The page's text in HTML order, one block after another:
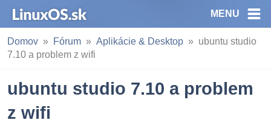
MENU
Domov Fórum Aplikácie & Desktop
ubuntu studio
7.10 a problem z wifi
ubuntu studio 7.10 a problem
z wifi